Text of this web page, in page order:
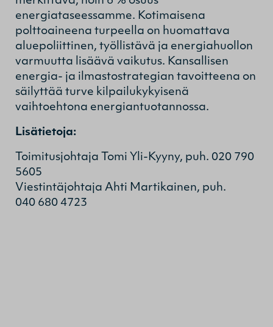
energiataseessamme. Kotimaisena
polttoaineena turpeella on huomattava
aluepoliittinen, työllistävä ja energiahuollon
varmuutta lisäävä vaikutus. Kansallisen
energia- ja ilmastostrategian tavoitteena on
säilyttää turve kilpailukykyisenä
vaihtoehtona energiantuotannossa.
Lisätietoja:
Toimitusjohtaja Tomi Yli-Kyyny, puh. 020 790
5605
Viestintäjohtaja Ahti Martikainen, puh.
040 680 4723